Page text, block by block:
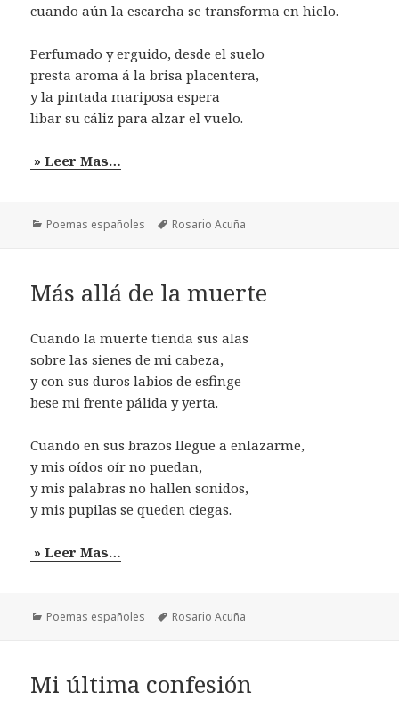
cuando aún la escarcha se transforma en hielo.
Perfumado y erguido, desde el suelo
presta aroma á la brisa placentera,
y la pintada mariposa espera
libar su cáliz para alzar el vuelo.
» Leer Mas…
Categorías
Poemas españoles Etiquetas
Rosario Acuña
Más allá de la muerte
Cuando la muerte tienda sus alas
sobre las sienes de mi cabeza,
y con sus duros labios de esfinge
bese mi frente pálida y yerta.
Cuando en sus brazos llegue a enlazarme,
y mis oídos oír no puedan,
y mis palabras no hallen sonidos,
y mis pupilas se queden ciegas.
» Leer Mas…
Categorías
Poemas españoles Etiquetas
Rosario Acuña
Mi última confesión